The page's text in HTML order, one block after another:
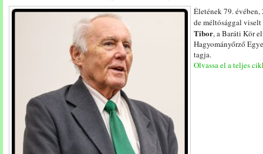
Életének 79. évében,
de méltósággal
Tibor, a Baráti Kör
Hagyományőrző
tagja.
Olvassa el a teljes